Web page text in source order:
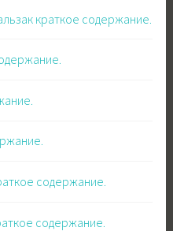
краткое содержание.
содержание.
содержание.